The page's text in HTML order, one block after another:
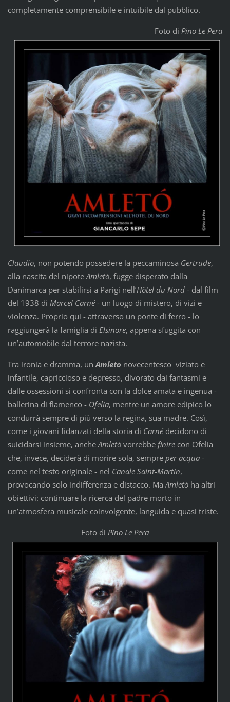
completamente comprensibile e intuibile dal pubblico.
Foto diPino Le Pera
Claudio, non potendo possedere la peccaminosa Gertrude,
alla nascita del nipoteAmletò, fugge disperato dalla
Danimarca per stabilirsi a Parigi nell’Hôteldu Nord- dal film
del 1938 di Marcel Carné- un luogo di mistero, di vizi e
violenza. Proprio qui - attraverso un ponte di ferro - lo
raggiungerà la famiglia di Elsinore, appena sfuggita con
un’automobile dal terrore nazista.
Tra ironia e dramma, unAmleto novecentesco viziato e
infantile, capriccioso e depresso, divorato dai fantasmi e
dalle ossessioni si confronta con la dolce amata e ingenua -
ballerina di flamenco - Ofelia, mentre un amore edipico lo
condurrà sempre di più verso la regina, sua madre. Così,
come i giovani fidanzati della storia di Carnédecidono di
suicidarsi insieme, ancheAmletòvorrebbe finirecon Ofelia
che, invece, deciderà di morire sola, sempre per acqua-
come nel testo originale - nel Canale Saint-Martin,
provocando solo indifferenza e distacco. MaAmletòha altri
obiettivi: continuare la ricerca del padre morto in
un’atmosfera musicale coinvolgente, languida e quasi triste.
Foto di Pino Le Pera